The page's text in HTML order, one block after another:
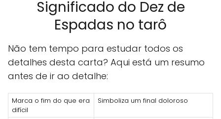
Significado do Dez de
Espadas no tarô
Não tem tempo para estudar todos os
detalhes desta carta? Aqui está um resumo
antes de ir ao detalhe:
Marca o fim do que era
difícil
Simboliza um final doloroso